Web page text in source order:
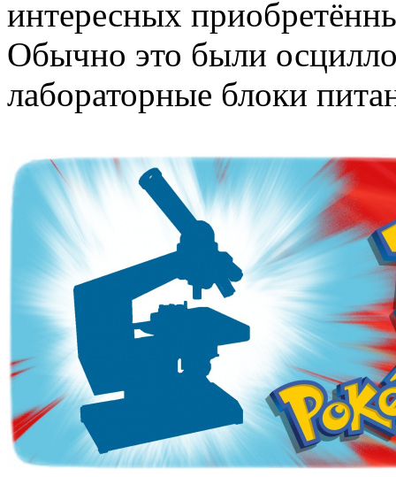
интересных
Обычно это были
лабораторные блоки